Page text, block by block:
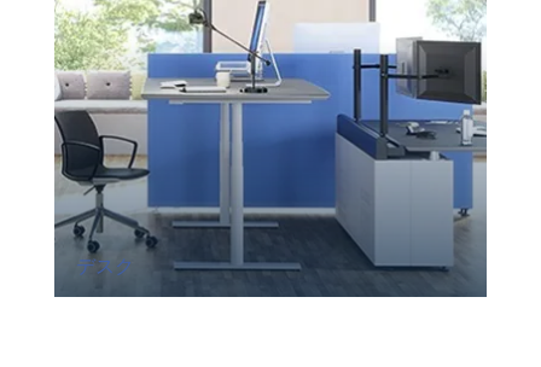
デスク